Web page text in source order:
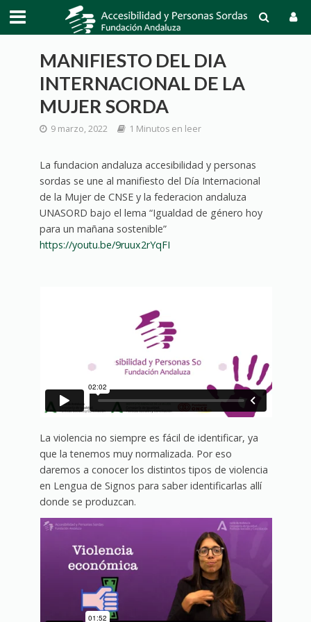
MANIFIESTO DEL DIA
INTERNACIONAL DE LA
MUJER SORDA
9 marzo, 2022 1 Minutos en leer
La fundacion andaluza accesibilidad y personas
sordas se une al manifiesto del Día Internacional
de la Mujer de CNSE y la federacion andaluza
UNASORD bajo el lema “Igualdad de género hoy
para un mañana sostenible”
https://youtu.be/9ruux2rYqFI
La violencia no siempre es fácil de identificar, ya
que la tenemos muy normalizada. Por eso
daremos a conocer los distintos tipos de violencia
en Lengua de Signos para saber identificarlas allí
donde se produzcan.